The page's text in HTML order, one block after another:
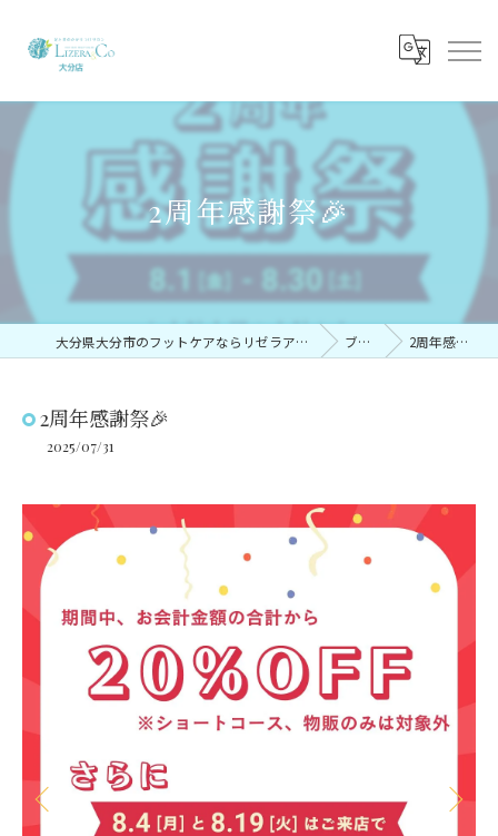
2周年感謝祭🎉
大分県大分市のフットケアならリゼラアンドコー大分店 ブログ 2周年感謝祭🎉
2周年感謝祭🎉
2025/07/31